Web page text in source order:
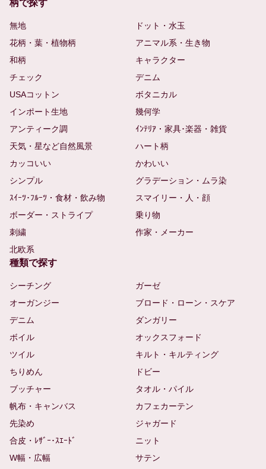
柄で探す
無地
ドット・水玉
花柄・葉・植物柄
アニマル系・生き物
和柄
キャラクター
チェック
デニム
USAコットン
ボタニカル
インポート生地
幾何学
アンティーク調
ｲﾝﾃﾘｱ・家具･楽器・雑貨
天気・星など自然風景
ハート柄
カッコいい
かわいい
シンプル
グラデーション・ムラ染
ｽｲｰﾂ･ﾌﾙｰﾂ・食材・飲み物
スマイリー・人・顔
ボーダー・ストライプ
乗り物
刺繍
作家・メーカー
北欧系
種類で探す
シーチング
ガーゼ
オーガンジー
ブロード・ローン・スケア
デニム
ダンガリー
ボイル
オックスフォード
ツイル
キルト・キルティング
ちりめん
ドビー
ブッチャー
タオル・パイル
帆布・キャンバス
カフェカーテン
先染め
ジャガード
合皮・ﾚｻﾞｰ･ｽｴｰﾄﾞ
ニット
W幅・広幅
サテン